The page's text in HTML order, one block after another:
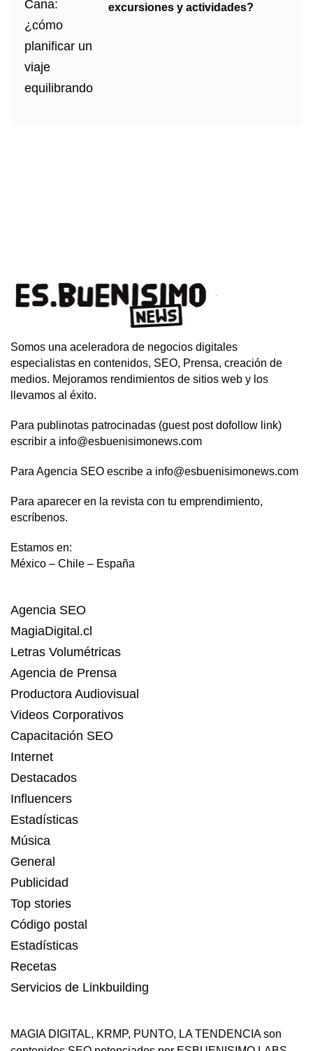
excursiones y actividades?
Somos una aceleradora de negocios digitales
especialistas en contenidos, SEO, Prensa, creación de
medios. Mejoramos rendimientos de sitios web y los
llevamos al éxito.
Para publinotas patrocinadas (guest post dofollow link)
escribir a info@esbuenisimonews.com
Para Agencia SEO escribe a info@esbuenisimonews.com
Para aparecer en la revista con tu emprendimiento,
escríbenos.
Estamos en:
México – Chile – España
Agencia SEO
MagiaDigital.cl
Letras Volumétricas
Agencia de Prensa
Productora Audiovisual
Videos Corporativos
Capacitación SEO
Internet
Destacados
Influencers
Estadísticas
Música
General
Publicidad
Top stories
Código postal
Estadísticas
Recetas
Servicios de Linkbuilding
MAGIA DIGITAL, KRMP, PUNTO, LA TENDENCIAson